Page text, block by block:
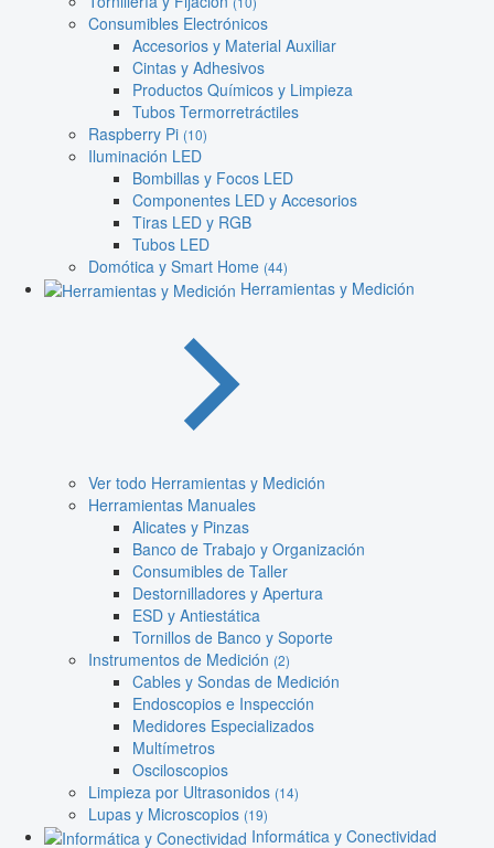
Consumibles Electrónicos
Accesorios y Material Auxiliar
Cintas y Adhesivos
Productos Químicos y Limpieza
Tubos Termorretráctiles
Raspberry Pi (10)
Iluminación LED
Bombillas y Focos LED
Componentes LED y Accesorios
Tiras LED y RGB
Tubos LED
Domótica y Smart Home (44)
Herramientas y Medición
Ver todo Herramientas y Medición
Herramientas Manuales
Alicates y Pinzas
Banco de Trabajo y Organización
Consumibles de Taller
Destornilladores y Apertura
ESD y Antiestática
Tornillos de Banco y Soporte
Instrumentos de Medición (2)
Cables y Sondas de Medición
Endoscopios e Inspección
Medidores Especializados
Multímetros
Osciloscopios
Limpieza por Ultrasonidos (14)
Lupas y Microscopios (19)
Informática y Conectividad